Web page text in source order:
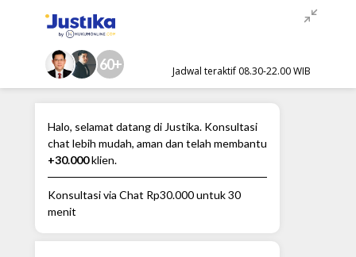
60+ Jadwal teraktif 08.30-22.00 WIB
Halo, selamat datang di Justika. Konsultasi
chat lebih mudah, aman dan telah membantu
+30.000klien.
Konsultasi via Chat Rp30.000untuk 30
menit